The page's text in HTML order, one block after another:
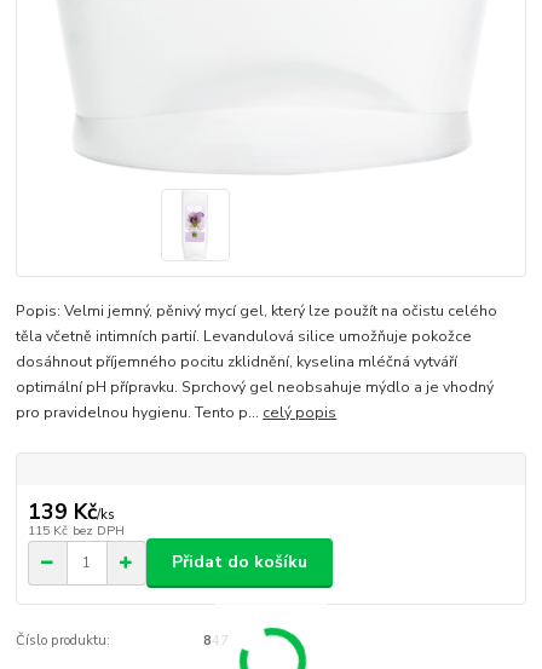
Popis: Velmi jemný, pěnivý mycí gel, který lze použít na očistu celého
těla včetně intimních partií. Levandulová silice umožňuje pokožce
dosáhnout příjemného pocitu zklidnění, kyselina mléčná vytváří
optimální pH přípravku. Sprchový gel neobsahuje mýdlo a je vhodný
pro pravidelnou hygienu. Tento p... celý popis
139 Kč/ks
115 Kč bez DPH
Přidat do košíku
Číslo produktu: 847